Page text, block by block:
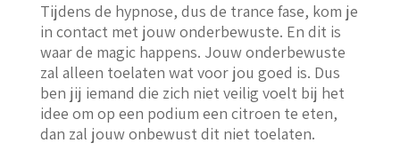
Tijdens de hypnose, dus de trance fase, kom je
in contact met jouw onderbewuste. En dit is
waar de magic happens. Jouw onderbewuste
zal alleen toelaten wat voor jou goed is. Dus
ben jij iemand die zich niet veilig voelt bij het
idee om op een podium een citroen te eten,
dan zal jouw onbewust dit niet toelaten.